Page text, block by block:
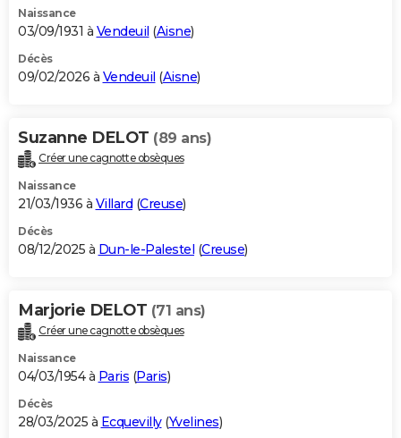
Dictionnaire
Biographies
Citations
Expressions
Proverbes
PROGRAMME TV
S'inscrire
Se connecter
Lycées
Collèges
Primaires
Universités
Entreprises
Service militaire
Avis de recherche
AVIS DE DÉCÈS
Bricolage
Lifestyle
Culture
Sport
Auto
Television
Voyage
Cinema
Naissance
03/09/1931 à Vendeuil (Aisne)
Décès
09/02/2026 à Vendeuil (Aisne)
Suzanne DELOT (89 ans)
Créer une cagnotte obsèques
Naissance
21/03/1936 à Villard (Creuse)
Décès
08/12/2025 à Dun-le-Palestel (Creuse)
Marjorie DELOT (71 ans)
Créer une cagnotte obsèques
Naissance
04/03/1954 à Paris (Paris)
Décès
28/03/2025 à Ecquevilly(Yvelines)